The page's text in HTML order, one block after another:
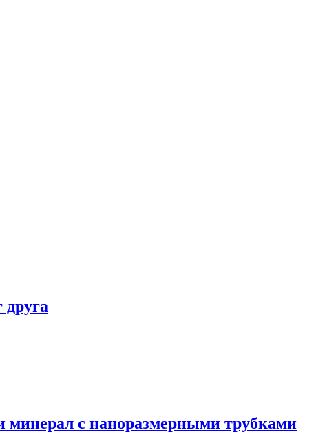
минерал с наноразмерными трубками